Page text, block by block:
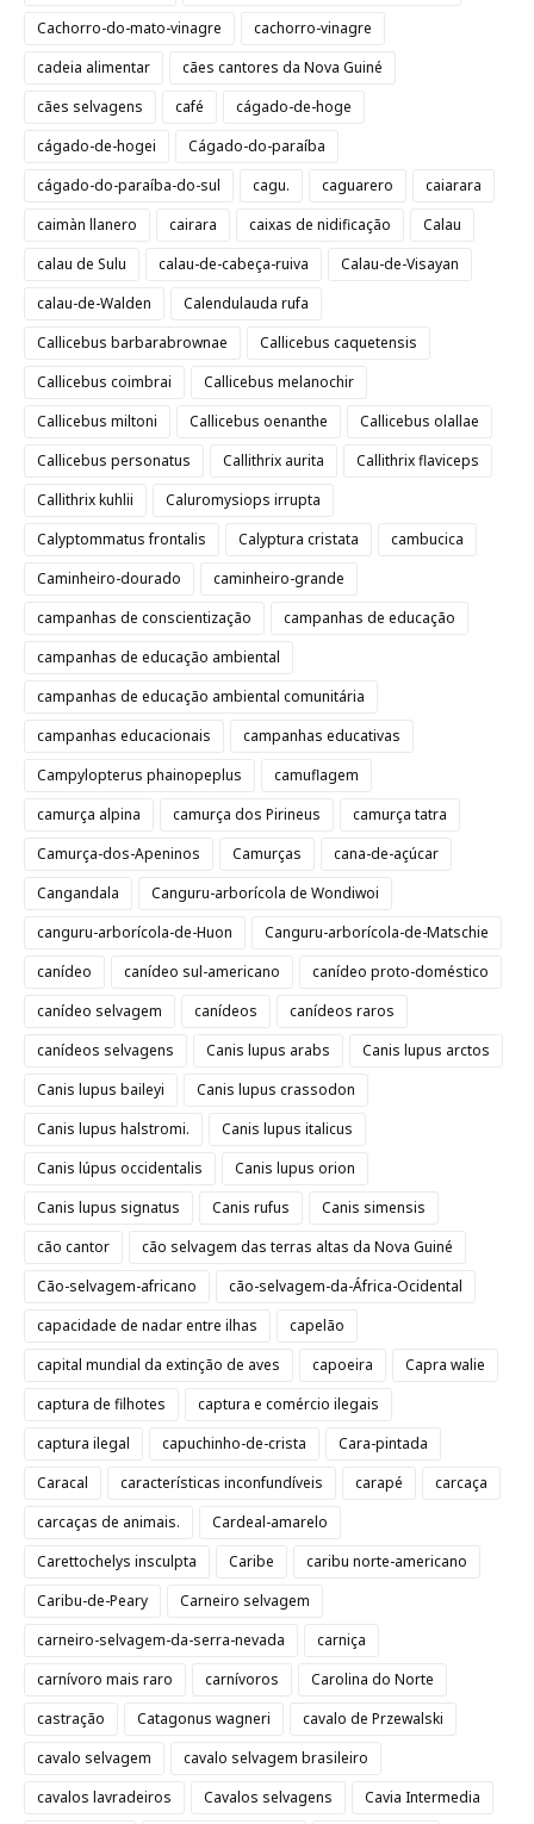
Cachorro-do-mato-vinagre
cachorro-vinagre
cadeia alimentar
cães cantores da Nova Guiné
cães selvagens
café
cágado-de-hoge
cágado-de-hogei
Cágado-do-paraíba
cágado-do-paraíba-do-sul
cagu. caguarero
caiarara
caimàn llanero
cairara caixas de nidificação
Calau
calau de Sulu
calau-de-cabeça-ruiva
Calau-de-Visayan
calau-de-Walden
Calendulauda rufa
Callicebus barbarabrownae
Callicebus caquetensis
Callicebus coimbrai
Callicebus melanochir
Callicebus miltoni
Callicebus oenanthe
Callicebus olallae
Callicebus personatus
Callithrix aurita
Callithrix flaviceps
Callithrix kuhlii
Caluromysiops irrupta
Calyptommatus frontalis
Calyptura cristata
cambucica
Caminheiro-dourado
caminheiro-grande
campanhas de conscientização
campanhas de educação
campanhas de educação ambiental
campanhas de educação ambiental comunitária
campanhas educacionais
campanhas educativas
Campylopterus phainopeplus
camuflagem
camurça alpina
camurça dos Pirineus
camurça tatra
Camurça-dos-Apeninos
Camurças
cana-de-açúcar
Cangandala
Canguru-arborícola de Wondiwoi
canguru-arborícola-de-Huon
Canguru-arborícola-de-Matschie
canídeo
canídeo sul-americano
canídeo proto-doméstico
canídeo selvagem
canídeos
canídeos raros
canídeos selvagens
Canis lupus arabs
Canis lupus arctos
Canis lupus baileyi
Canis lupus crassodon
Canis lupus halstromi.
Canis lupus italicus
Canis lúpus occidentalis
Canis lupus orion
Canis lupus signatus
Canis rufus
Canis simensis
cão cantor
cão selvagem das terras altas da Nova Guiné
Cão-selvagem-africano
cão-selvagem-da-África-Ocidental
capacidade de nadar entre ilhas
capelão
capital mundial da extinção de aves
capoeira
Capra walie
captura de filhotes
captura e comércio ilegais
captura ilegal
capuchinho-de-crista
Cara-pintada
Caracal
características inconfundíveis carapé
carcaça
carcaças de animais.
Cardeal-amarelo
Carettochelys insculpta
Caribe
caribu norte-americano
Caribu-de-Peary
Carneiro selvagem
carneiro-selvagem-da-serra-nevada
carniça
carnívoro mais raro
carnívoros
Carolina do Norte
castração
Catagonus wagneri
cavalo de Przewalski
cavalo selvagem
cavalo selvagem brasileiro
cavalos lavradeiros
Cavalos selvagens Cavia Intermedia